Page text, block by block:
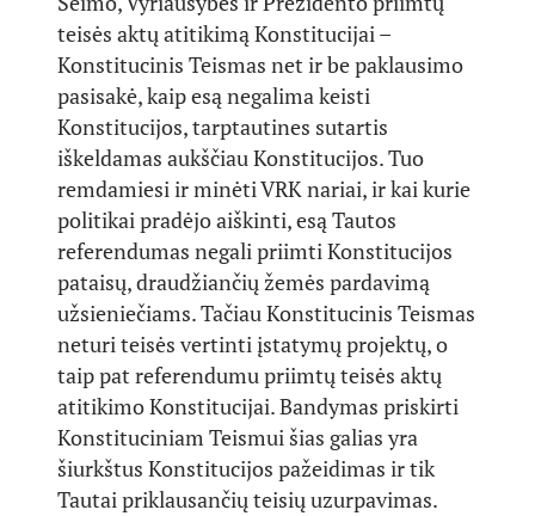
teisės aktų atitikimą Konstitucijai –
Konstitucinis Teismas net ir be paklausimo
pasisakė, kaip esą negalima keisti
Konstitucijos, tarptautines sutartis
iškeldamas aukščiau Konstitucijos. Tuo
remdamiesi ir minėti VRK nariai, ir kai kurie
politikai pradėjo aiškinti, esą Tautos
referendumas negali priimti Konstitucijos
pataisų, draudžiančių žemės pardavimą
užsieniečiams. Tačiau Konstitucinis Teismas
neturi teisės vertinti įstatymų projektų, o
taip pat referendumu priimtų teisės aktų
atitikimo Konstitucijai. Bandymas priskirti
Konstituciniam Teismui šias galias yra
šiurkštus Konstitucijos pažeidimas ir tik
Tautai priklausančių teisių uzurpavimas.